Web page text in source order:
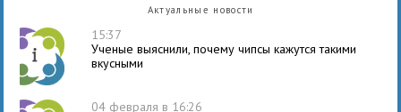
Актуальные новости
15:37
Ученые выяснили, почему чипсы кажутся такими
вкусными
04 февраля в 16:26